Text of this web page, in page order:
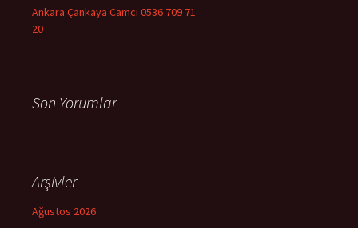
Ankara Çankaya Camcı 0536 709 71
20
Son Yorumlar
Arşivler
Ağustos 2026